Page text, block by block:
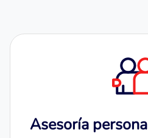
Asesoría